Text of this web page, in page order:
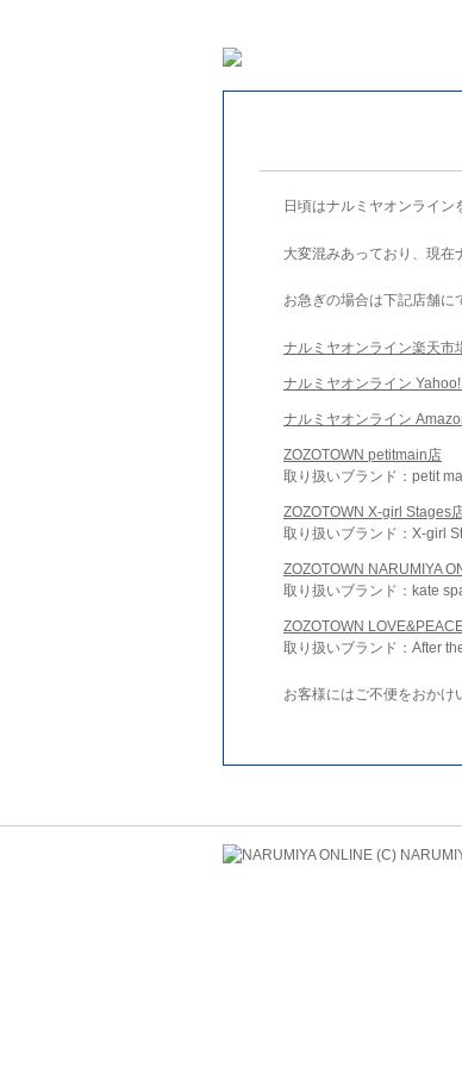
日頃はナルミヤオンライン
大変混みあっており、現在
お急ぎの場合は下記店舗に
ナルミヤオンライン楽天市
ナルミヤオンライン
ナルミヤオンライン
ZOZOTOWN petitmain店
取り扱いブランド：petit
ZOZOTOWN X-girl Stages
取り扱いブランド：X-girl
ZOZOTOWN NARUMIYA
取り扱いブランド：kate
ZOZOTOWN
取り扱いブランド：After
お客様にはご不便をおかけ